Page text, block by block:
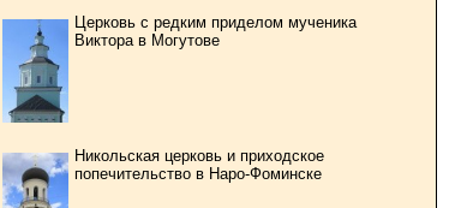
Церковь с редким приделом мученика
Виктора в Могутове
Никольская церковь и приходское
попечительство в Наро-Фоминске